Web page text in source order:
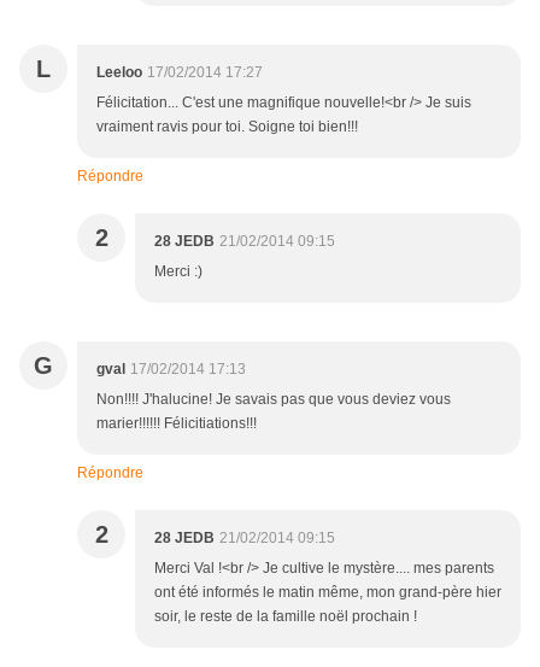
L Leeloo 17/02/2014 17:27
Félicitation... C'est une magnifique nouvelle!<br /> Je suis
vraiment ravis pour toi. Soigne toi bien!!!
Répondre
2 28 JEDB 21/02/2014 09:15
Merci :)
G gval 17/02/2014 17:13
Non!!!! J'halucine! Je savais pas que vous deviez vous
marier!!!!!! Félicitiations!!!
Répondre
2 28 JEDB 21/02/2014 09:15
Merci Val !<br /> Je cultive le mystère.... mes parents
ont été informés le matin même, mon grand-père hier
soir, le reste de la famille noël prochain !